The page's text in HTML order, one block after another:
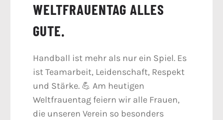
WELTFRAUENTAG ALLES
GUTE.
Handball ist mehr als nur ein Spiel. Es
ist Teamarbeit, Leidenschaft, Respekt
und Stärke. 💪 Am heutigen
Weltfrauentag feiern wir alle Frauen,
die unseren Verein so besonders